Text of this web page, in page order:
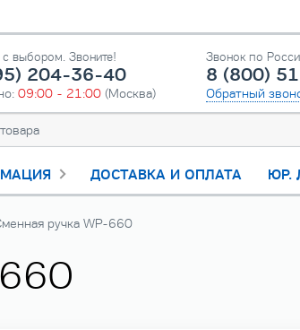
выбором. Звоните!
204-36-40
09:00 - 21:00 (Москва)
Звонок по
8 (800)
Обратный
ДОСТАВКА И ОПЛАТА ЮР.
ручка WP-660